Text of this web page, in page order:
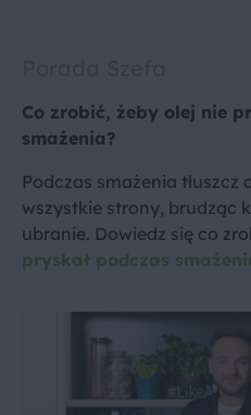
Co zrobić, żeby olej nie
smażenia?
Podczas smażenia tłuszcz
wszystkie strony, brudząc
ubranie. Dowiedz się co
pryskał podczas